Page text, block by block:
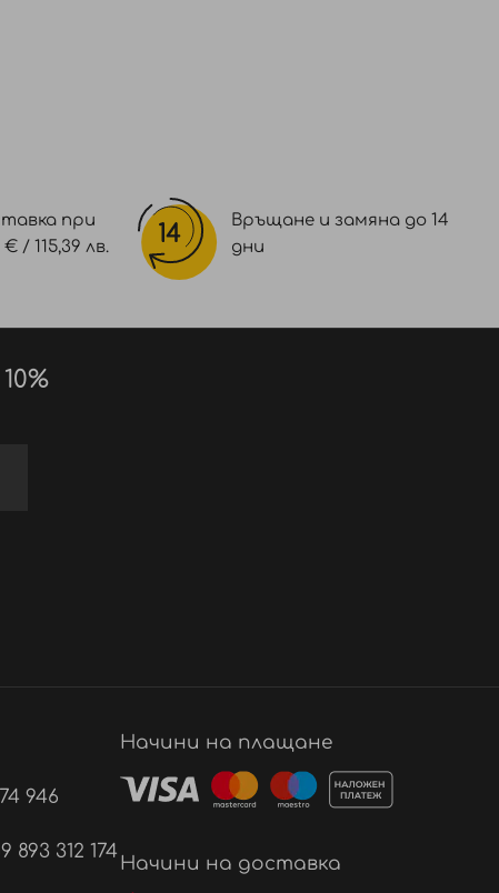
при
/ 115,39 лв.
Връщане и замяна до 14
дни
946
312 174
Начини на плащане
Начини на доставка